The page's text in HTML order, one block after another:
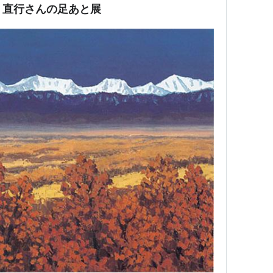
行さんの足あと展